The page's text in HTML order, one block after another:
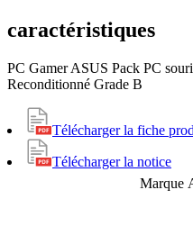
caractéristiques
PC Gamer ASUS Pack PC
Reconditionné Grade B
Télécharger la fiche
Télécharger la notice
Marque